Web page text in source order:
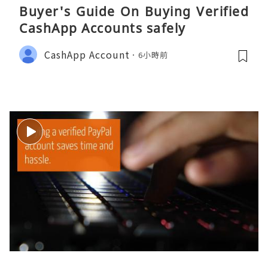
Buyer's Guide On Buying Verified
CashApp Accounts safely
CashApp Account 6小時前